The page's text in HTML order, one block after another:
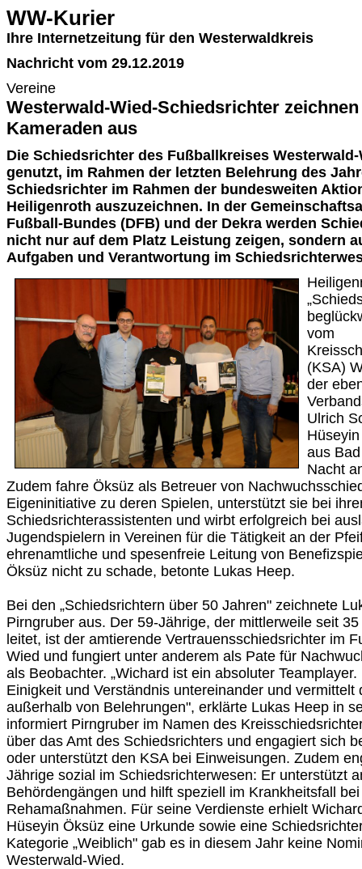
WW-Kurier
Ihre Internetzeitung für den Westerwaldkreis
Nachricht vom 29.12.2019
Vereine
Westerwald-Wied-Schiedsrichter
Kameraden aus
Die Schiedsrichter des Fußballkreises
genutzt, im Rahmen der letzten Belehrung des
Schiedsrichter im Rahmen der bundesweiten
Heiligenroth auszuzeichnen. In der
Fußball-Bundes (DFB) und der Dekra werden
nicht nur auf dem Platz Leistung zeigen, sondern
Aufgaben und Verantwortung im
vom
(KSA)
der
Ulrich
aus
Nacht
Zudem fahre Öksüz als Betreuer von
Eigeninitiative zu deren Spielen, unterstützt sie bei
Schiedsrichterassistenten und wirbt erfolgreich bei
Jugendspielern in Vereinen für die Tätigkeit an der
ehrenamtliche und spesenfreie Leitung von
Öksüz nicht zu schade, betonte Lukas Heep.
Bei den „Schiedsrichtern über 50 Jahren" zeichnete
Pirngruber aus. Der 59-Jährige, der mittlerweile seit
leitet, ist der amtierende Vertrauensschiedsrichter im
Wied und fungiert unter anderem als Pate für
als Beobachter. „Wichard ist ein absoluter
Einigkeit und Verständnis untereinander und vermittelt
außerhalb von Belehrungen", erklärte Lukas Heep in
informiert Pirngruber im Namen des
über das Amt des Schiedsrichters und engagiert sich
oder unterstützt den KSA bei Einweisungen. Zudem
Jährige sozial im Schiedsrichterwesen: Er unterstützt
Behördengängen und hilft speziell im Krankheitsfall
Rehamaßnahmen. Für seine Verdienste erhielt
Hüseyin Öksüz eine Urkunde sowie eine
Kategorie „Weiblich" gab es in diesem Jahr keine
Westerwald-Wied.